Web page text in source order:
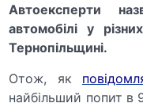
Автоексперти
автомобілі у
Тернопільщині.
Отож, як
найбільший попит в